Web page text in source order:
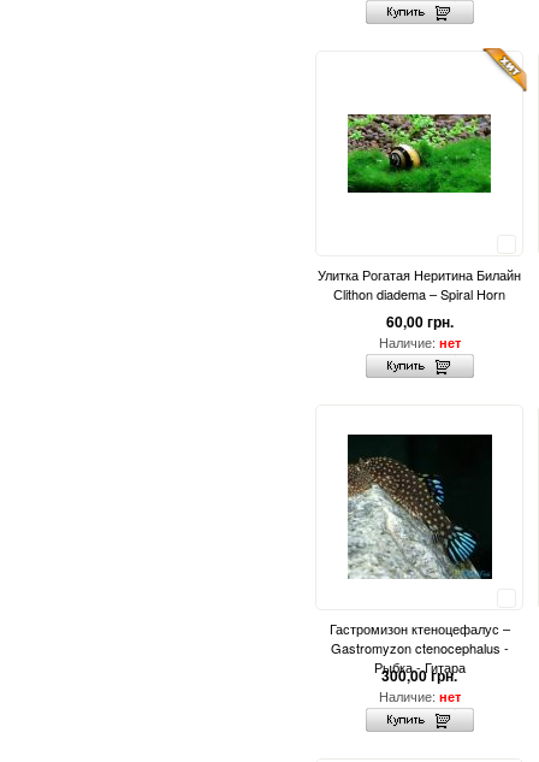
Улитка Рогатая Неритина Билайн
Сlithon diadema – Spiral Horn
60,00 грн.
Наличие: нет
Гастромизон ктеноцефалус –
Gastromyzon ctenocephalus -
Рыбка - Гитара
300,00 грн.
Наличие: нет